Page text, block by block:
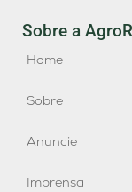
Sobre a
Home
Sobre
Anuncie
Imprensa